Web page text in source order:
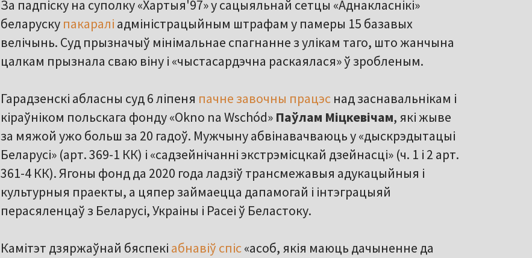
За падпіску на суполку «Хартыя'97» у сацыяльнай сетцы «Аднакласнікі»
беларуску пакаралі адміністрацыйным штрафам у памеры 15 базавых
велічынь. Суд прызначыў мінімальнае спагнанне з улікам таго, што жанчына
цалкам прызнала сваю віну і «чыстасардэчна раскаялася» ў зробленым.
Гарадзенскі абласны суд 6 ліпеня пачне завочны працэс над заснавальнікам і
кіраўніком польскага фонду «Okno na Wschód» Паўлам Міцкевічам, які жыве
за мяжой ужо больш за 20 гадоў. Мужчыну абвінавачваюць у «дыскрэдытацыі
Беларусі» (арт. 369-1 КК) і «садзейнічанні экстрэмісцкай дзейнасці» (ч. 1 і 2 арт.
361-4 КК). Ягоны фонд да 2020 года ладзіў трансмежавыя адукацыйныя і
культурныя праекты, а цяпер займаецца дапамогай і інтэграцыяй
перасяленцаў з Беларусі, Украіны і Расеі ў Беластоку.
Камітэт дзяржаўнай бяспекі абнавіў спіс«асоб, якія маюць дачыненне да